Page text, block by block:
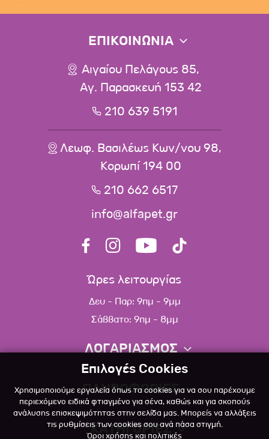
ΕΠΙΚΟΙΝΩΝΙΑ
Αιγαίου Πελάγους 85,
Αγ. Παρασκευή 153 42
210 639 5191
Λεωφ. Βασιλέως Κων/νου 98,
Κορωπί 194 00
210 662 6517
info@alfapet.gr
Ώρες λειτουργίας
Δευ - Παρ: 9πμ - 9μμ
Σάββατο: 9πμ - 8μμ
ΛΟΓΑΡΙΑΣΜΟΣ
Πληροφορίες λογαριασμού
Λίστα αγαπημένων
Πολιτική επιστροφών
ΠΛΗΡΟΦΟΡΙΕΣ
Σχετικά
ΚΑΤΗΓΟΡΙΕΣ
Επιλογές Cookies
Χρησιμοποιούμε εργαλεία όπως τα cookies για να σου παρέχουμε
περιεχόμενο ειδικά φτιαγμένο για σένα, καθώς και για σκοπούς
ανάλυσης επισκεψιμότητας στην σελίδα μας. Μπορείς να αλλάξεις
τις ρυθμίσεις των cookies σου ανά πάσα στιγμή.
Όροι χρήσης και πολιτικές